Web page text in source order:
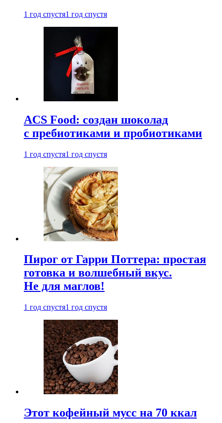
1 год спустя1 год спустя
ACS Food: создан шоколад
с пребиотиками и пробиотиками
1 год спустя1 год спустя
Пирог от Гарри Поттера: простая
готовка и волшебный вкус.
Не для маглов!
1 год спустя1 год спустя
Этот кофейный мусс на 70 ккал